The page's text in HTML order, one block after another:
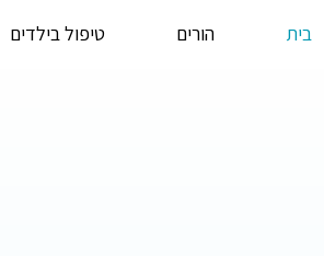
בית הורים טיפול בילדים